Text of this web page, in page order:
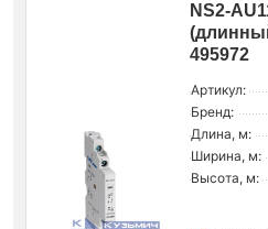
NS2-
495972
Артикул:
Бренд:
Длина, м:
Ширина, м:
Высота, м: